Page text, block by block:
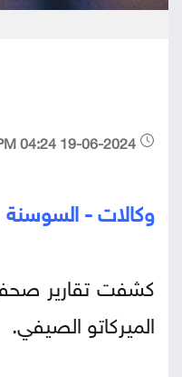
وكالات - السوسنة
كشفت تقارير
الميركاتو الصيفي.